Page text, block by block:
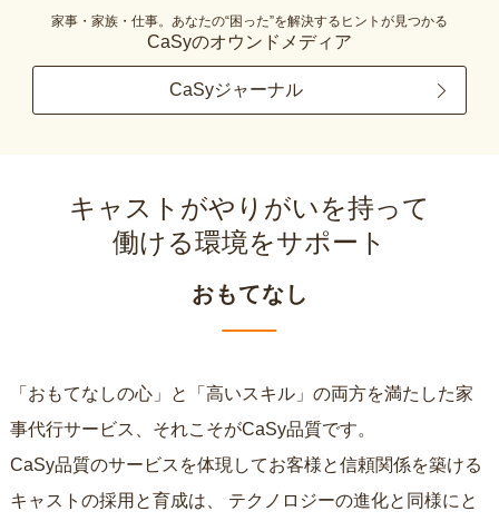
家事・家族・仕事。あなたの“困った”を解決するヒントが見つかる
CaSyのオウンドメディア
CaSyジャーナル
キャストがやりがいを持って
働ける環境をサポート
おもてなし
「おもてなしの心」と「高いスキル」の両方を満たした家
事代行サービス、それこそがCaSy品質です。
CaSy品質のサービスを体現してお客様と信頼関係を築ける
キャストの採用と育成は、